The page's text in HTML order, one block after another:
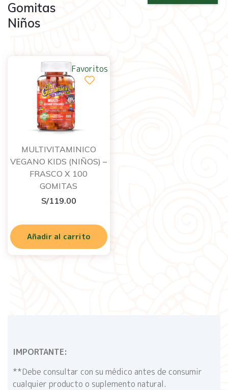
Gomitas
Niños
MULTIVITAMINICO
VEGANO KIDS (NIÑOS) –
FRASCO X 100
GOMITAS
S/119.00
Añadir al carrito
Favoritos
IMPORTANTE:
**Debe consultar con su médico antes de consumir
cualquier producto o suplemento natural.